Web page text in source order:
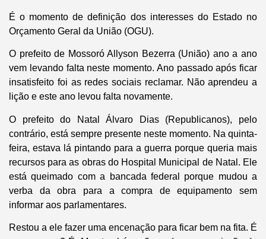
É o momento de definição dos interesses do Estado no
Orçamento Geral da União (OGU).
O prefeito de Mossoró Allyson Bezerra (União) ano a ano
vem levando falta neste momento. Ano passado após ficar
insatisfeito foi as redes sociais reclamar. Não aprendeu a
lição e este ano levou falta novamente.
O prefeito do Natal Álvaro Dias (Republicanos), pelo
contrário, está sempre presente neste momento. Na quinta-
feira, estava lá pintando para a guerra porque queria mais
recursos para as obras do Hospital Municipal de Natal. Ele
está queimado com a bancada federal porque mudou a
verba da obra para a compra de equipamento sem
informar aos parlamentares.
Restou a ele fazer uma encenação para ficar bem na fita. É